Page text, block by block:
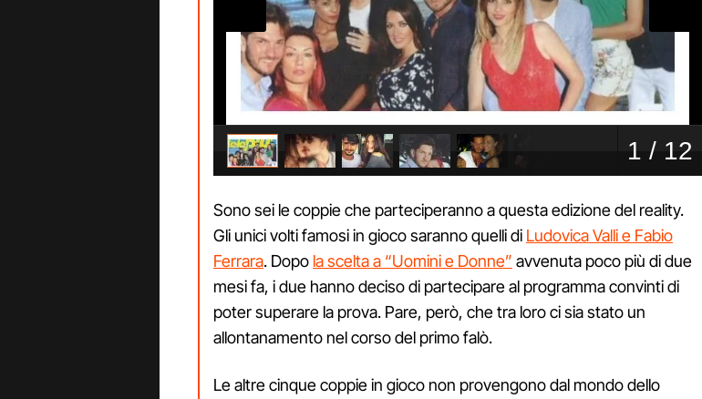
Sono sei le coppie che parteciperanno a questa edizione del reality.
Gli unici volti famosi in gioco saranno quelli di Ludovica Valli e Fabio
Ferrara. Dopo la scelta a “Uomini e Donne” avvenuta poco più di due
mesi fa, i due hanno deciso di partecipare al programma convinti di
poter superare la prova. Pare, però, che tra loro ci sia stato un
allontanamento nel corso del primo falò.
Le altre cinque coppie in gioco non provengono dal mondo dello